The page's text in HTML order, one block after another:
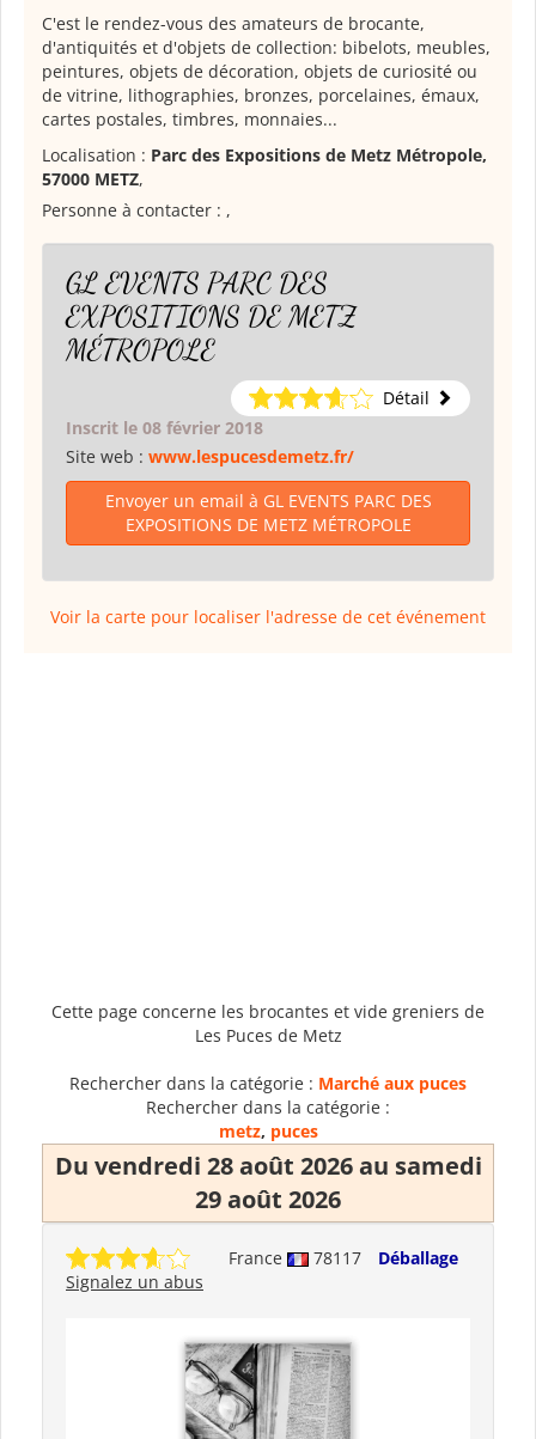
C'est le rendez-vous des amateurs de brocante,
d'antiquités et d'objets de collection: bibelots, meubles,
peintures, objets de décoration, objets de curiosité ou
de vitrine, lithographies, bronzes, porcelaines, émaux,
cartes postales, timbres, monnaies...
Localisation : Parc des Expositions de Metz Métropole,
57000 METZ,
Personne à contacter : ,
GL EVENTS PARC DES
EXPOSITIONS DE METZ
MÉTROPOLE
Détail
Inscrit le 08 février 2018
Site web : www.lespucesdemetz.fr/
Envoyer un email à GL EVENTS PARC DES
EXPOSITIONS DE METZ MÉTROPOLE
Voir la carte pour localiser l'adresse de cet événement
Cette page concerne les brocantes et vide greniers de
Les Puces de Metz
Rechercher dans la catégorie : Marché aux puces
Rechercher dans la catégorie :
metz, puces
Du vendredi 28 août 2026 au samedi
29 août 2026
France 78117
Déballage
Signalez un abus